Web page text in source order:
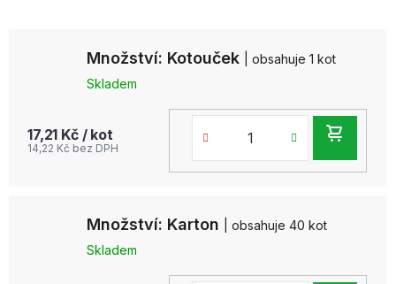
Množství: Kotouček
| obsahuje 1 kot
Skladem
17,21 Kč / kot
14,22 Kč bez DPH
Množství: Karton
| obsahuje 40 kot
Skladem